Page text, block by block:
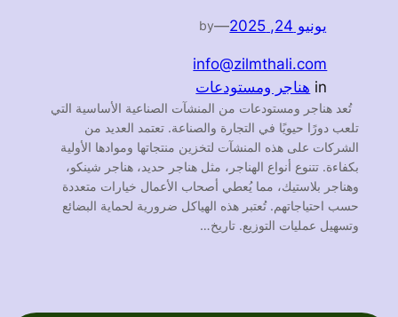
يونيو 24, 2025 —
by
info@zilmthali.com
in هناجر ومستودعات
تُعد هناجر ومستودعات من المنشآت الصناعية الأساسية التي
تلعب دورًا حيويًا في التجارة والصناعة. تعتمد العديد من
الشركات على هذه المنشآت لتخزين منتجاتها وموادها الأولية
بكفاءة. تتنوع أنواع الهناجر، مثل هناجر حديد، هناجر شينكو،
وهناجر بلاستيك، مما يُعطي أصحاب الأعمال خيارات متعددة
حسب احتياجاتهم. تُعتبر هذه الهياكل ضرورية لحماية البضائع
وتسهيل عمليات التوزيع. تاريخ…